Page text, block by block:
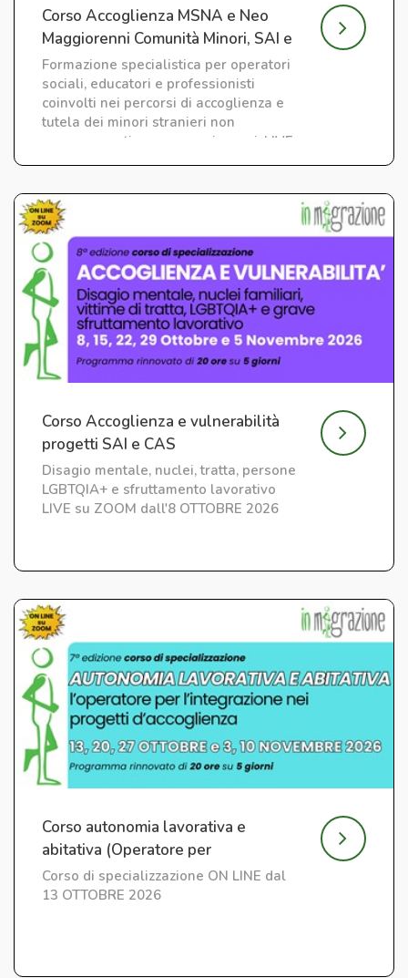
Corso Accoglienza MSNA e Neo
Maggiorenni Comunità Minori, SAI e
CAS
Formazione specialistica per operatori
sociali, educatori e professionisti
coinvolti nei percorsi di accoglienza e
tutela dei minori stranieri non
accompagnati e neo maggiorenni. LIVE
su ZOOM
Corso Accoglienza e vulnerabilità
progetti SAI e CAS
Disagio mentale, nuclei, tratta, persone
LGBTQIA+ e sfruttamento lavorativo
LIVE su ZOOM dall'8 OTTOBRE 2026
Corso autonomia lavorativa e
abitativa (Operatore per
l'Integrazione) ed. 7
Corso di specializzazione ON LINE dal
13 OTTOBRE 2026